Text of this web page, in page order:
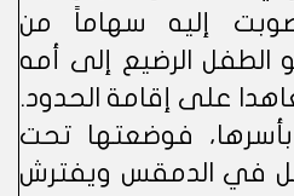
إليه سهاماً من
الطفل الرضيع إلى أمه
على إقامة الحدود.
بأسرها، فوضعتها تحت
في الدمقس ويفترش